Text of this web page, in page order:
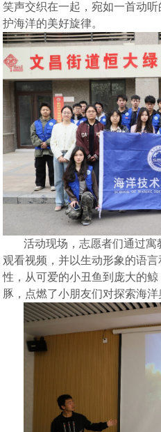
笑声交织在一起，宛如一首动
护海洋的美好旋律。
活动现场，志愿者们通过
观看视频，并以生动形象的语
性，从可爱的小丑鱼到庞大的鲸
豚，点燃了小朋友们对探索海洋